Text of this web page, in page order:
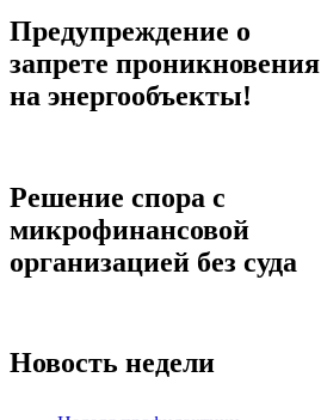
Предупреждение о
запрете проникновения
на энергообъекты!
Решение спора с
микрофинансовой
организацией без суда
Новость недели